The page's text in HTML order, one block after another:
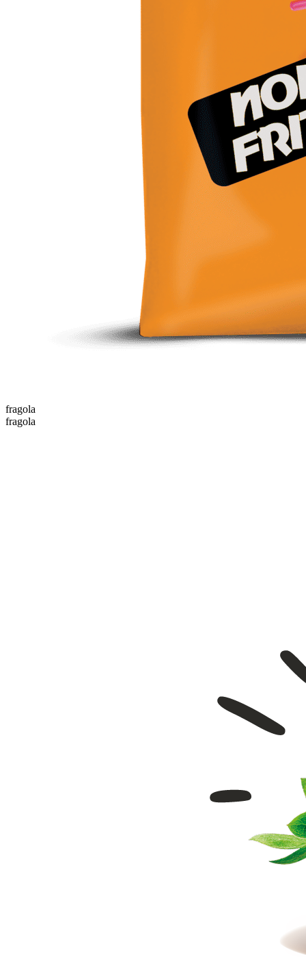
fragola
fragola